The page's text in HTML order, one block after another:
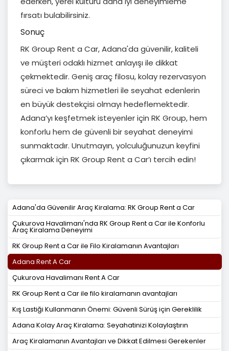
fırsatı bulabilirsiniz.
Sonuç
RK Group Rent a Car, Adana'da güvenilir, kaliteli
ve müşteri odaklı hizmet anlayışı ile dikkat
çekmektedir. Geniş araç filosu, kolay rezervasyon
süreci ve bakım hizmetleri ile seyahat edenlerin
en büyük destekçisi olmayı hedeflemektedir.
Adana’yı keşfetmek isteyenler için RK Group, hem
konforlu hem de güvenli bir seyahat deneyimi
sunmaktadır. Unutmayın, yolculuğunuzun keyfini
çıkarmak için RK Group Rent a Car’ı tercih edin!
Adana'da Güvenilir Araç Kiralama: RK Group Rent a Car
Çukurova Havalimanı'nda RK Group Rent a Car ile Konforlu
Araç Kiralama Deneyimi
RK Group Rent a Car ile Filo Kiralamanın Avantajları
Adana Rent A Car
Çukurova Havalimanı Rent A Car
RK Group Rent a Car ile filo kiralamanın avantajları
Kış Lastiği Kullanmanın Önemi: Güvenli Sürüş için Gereklilik
Adana Kolay Araç Kiralama: Seyahatinizi Kolaylaştırın
Araç Kiralamanın Avantajları ve Dikkat Edilmesi Gerekenler